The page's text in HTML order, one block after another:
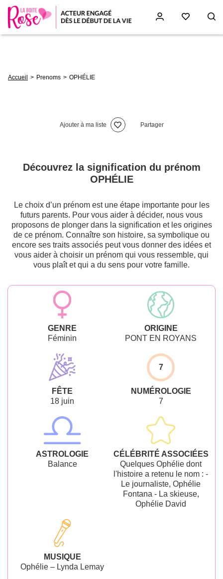
d'Ariane
Accueil Prenoms OPHÉLIE
Ajouter à ma liste Partager
Découvrez la signification du prénom
OPHÉLIE
Le choix d’un prénom est une étape importante pour les
futurs parents. Pour vous aider à décider, nous vous
proposons de plonger dans la signification et les origines
de ce prénom. Connaître son histoire, sa symbolique ou
encore ses traits associés peut vous donner des idées et
vous aider à choisir un prénom qui vous ressemble, qui
vous plaît et qui a du sens pour votre famille.
GENRE
Féminin
ORIGINE
PONT EN ROYANS
FÊTE
18 juin
7
NUMÉROLOGIE
7
ASTROLOGIE
Balance
CÉLÉBRITÉ ASSOCIÉES
Quelques Ophélie dont
l'histoire a retenu le nom : -
Le journaliste, Ophélie
Fontana - La skieuse,
Ophélie David
MUSIQUE
Ophélie – Lynda Lemay